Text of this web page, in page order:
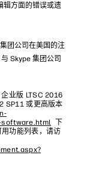
辑方面的错误或遗
团公司在美国的注
Skype 集团公司
业版 LTSC 2016
SP11 或更高版本
下
功能列表，请访